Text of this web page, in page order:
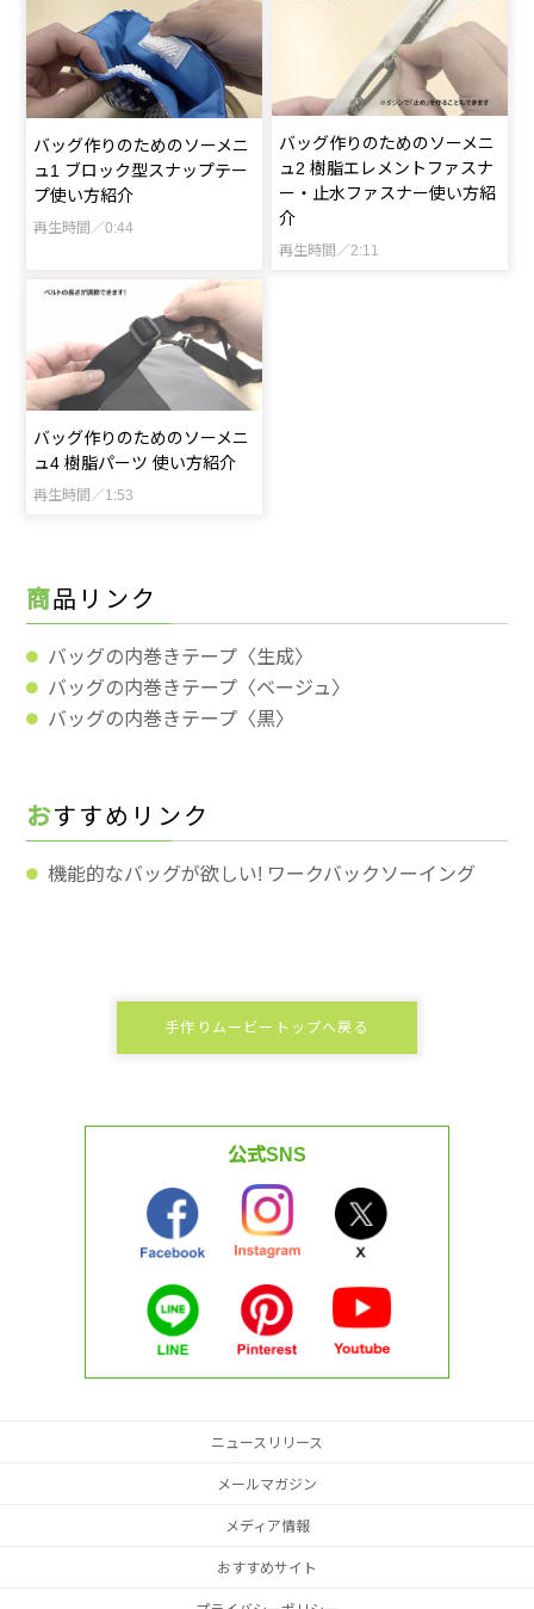
バッグ作りのためのソーメニ
ュ1 ブロック型スナップテー
プ使い方紹介
再生時間／0:44
バッグ作りのためのソーメニ
ュ2 樹脂エレメントファスナ
ー・止水ファスナー使い方紹
介
再生時間／2:11
バッグ作りのためのソーメニ
ュ4 樹脂パーツ 使い方紹介
再生時間／1:53
商品リンク
バッグの内巻きテープ〈生成〉
バッグの内巻きテープ〈ベージュ〉
バッグの内巻きテープ〈黒〉
おすすめリンク
機能的なバッグが欲しい! ワークバックソーイング
手作りムービートップへ戻る
公式SNS
ニュースリリース
メールマガジン
メディア情報
おすすめサイト